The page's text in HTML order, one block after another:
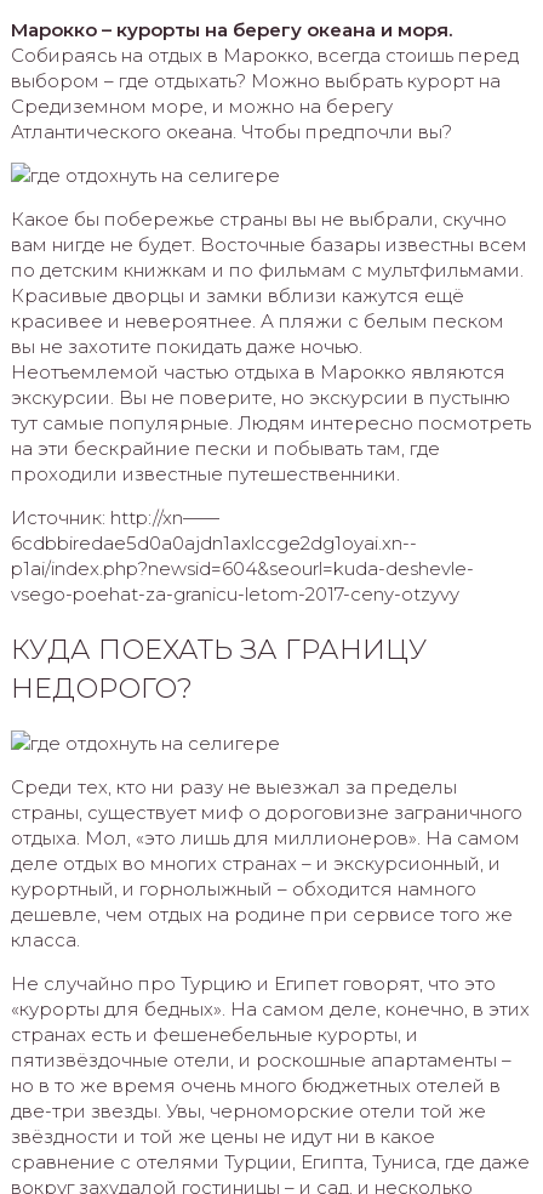
Марокко – курорты на берегу океана и моря.
Собираясь на отдых в Марокко, всегда стоишь перед
выбором – где отдыхать? Можно выбрать курорт на
Средиземном море, и можно на берегу
Атлантического океана. Чтобы предпочли вы?
Какое бы побережье страны вы не выбрали, скучно
вам нигде не будет. Восточные базары известны всем
по детским книжкам и по фильмам с мультфильмами.
Красивые дворцы и замки вблизи кажутся ещё
красивее и невероятнее. А пляжи с белым песком
вы не захотите покидать даже ночью.
Неотъемлемой частью отдыха в Марокко являются
экскурсии. Вы не поверите, но экскурсии в пустыню
тут самые популярные. Людям интересно посмотреть
на эти бескрайние пески и побывать там, где
проходили известные путешественники.
Источник: http://xn——
6cdbbiredae5d0a0ajdn1axlccge2dg1oyai.xn--
p1ai/index.php?newsid=604&seourl=kuda-deshevle-
vsego-poehat-za-granicu-letom-2017-ceny-otzyvy
КУДА ПОЕХАТЬ ЗА ГРАНИЦУ
НЕДОРОГО?
Среди тех, кто ни разу не выезжал за пределы
страны, существует миф о дороговизне заграничного
отдыха. Мол, «это лишь для миллионеров». На самом
деле отдых во многих странах – и экскурсионный, и
курортный, и горнолыжный – обходится намного
дешевле, чем отдых на родине при сервисе того же
класса.
Не случайно про Турцию и Египет говорят, что это
«курорты для бедных». На самом деле, конечно, в этих
странах есть и фешенебельные курорты, и
пятизвёздочные отели, и роскошные апартаменты –
но в то же время очень много бюджетных отелей в
две-три звезды. Увы, черноморские отели той же
звёздности и той же цены не идут ни в какое
сравнение с отелями Турции, Египта, Туниса, где даже
вокруг захудалой гостиницы – и сад, и несколько